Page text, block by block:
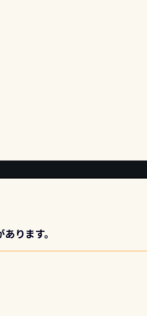
ります。